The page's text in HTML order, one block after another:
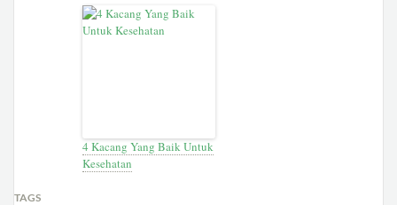
4 Kacang Yang Baik Untuk
Kesehatan
TAGS